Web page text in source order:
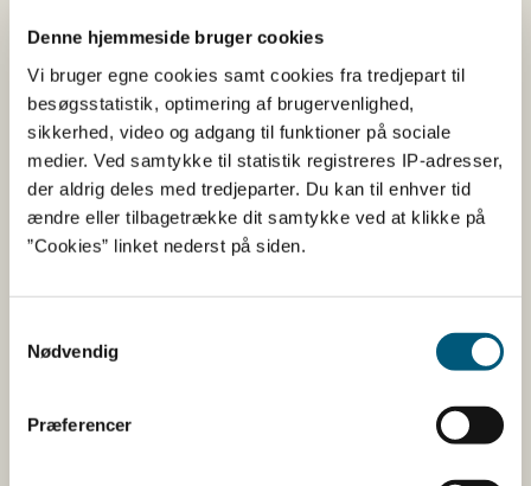
Denne hjemmeside bruger cookies
Vi bruger egne cookies samt cookies fra tredjepart til
besøgsstatistik, optimering af brugervenlighed,
sikkerhed, video og adgang til funktioner på sociale
medier. Ved samtykke til statistik registreres IP-adresser,
der aldrig deles med tredjeparter. Du kan til enhver tid
ændre eller tilbagetrække dit samtykke ved at klikke på
”Cookies” linket nederst på siden.
Nødvendig
Præferencer
Her kan du finde detaljerede
oplysninger om det kosttilskud,
du har søgt på
Informationerne er angivet af den virksomhed, der har
anmeldt produktet.
Her kan du bl.a. se, hvilke indholdsstoffer produktet
fysiologisk virkning.